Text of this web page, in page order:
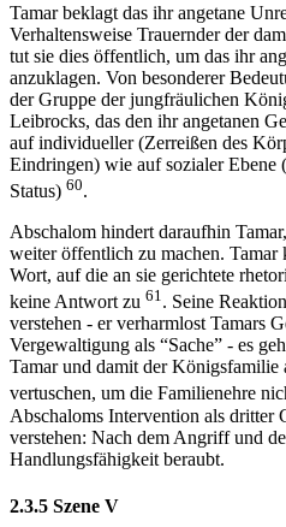
Tamar beklagt das ihr angetane
Verhaltensweise Trauernder der
tut sie dies öffentlich, um das ihr
anzuklagen. Von besonderer
der Gruppe der jungfräulichen
Leibrocks, das den ihr angetanen
auf individueller (Zerreißen des
Eindringen) wie auf sozialer Ebene
Status) 60.
Abschalom hindert daraufhin
weiter öffentlich zu machen. Tamar
Wort, auf die an sie gerichtete
keine Antwort zu 61. Seine
verstehen - er verharmlost Tamars
Vergewaltigung als “Sache” - es
Tamar und damit der Königsfamilie
vertuschen, um die Familienehre
Abschaloms Intervention als dritter
verstehen: Nach dem Angriff und
Handlungsfähigkeit beraubt.
2.3.5 Szene V